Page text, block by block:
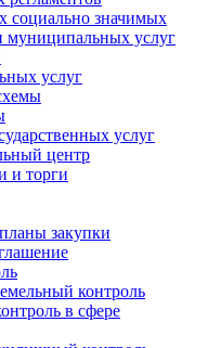
социально значимых
муниципальных услуг
услуг
услуг
центр
и торги
закупки
контроль
в сфере